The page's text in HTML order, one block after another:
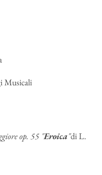
Musicali
op. 55 "Eroica"di L.